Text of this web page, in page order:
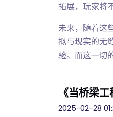
拓展，玩家将
未来，随着这
拟与现实的无
验。而这一切
《当桥梁
2025-02-28